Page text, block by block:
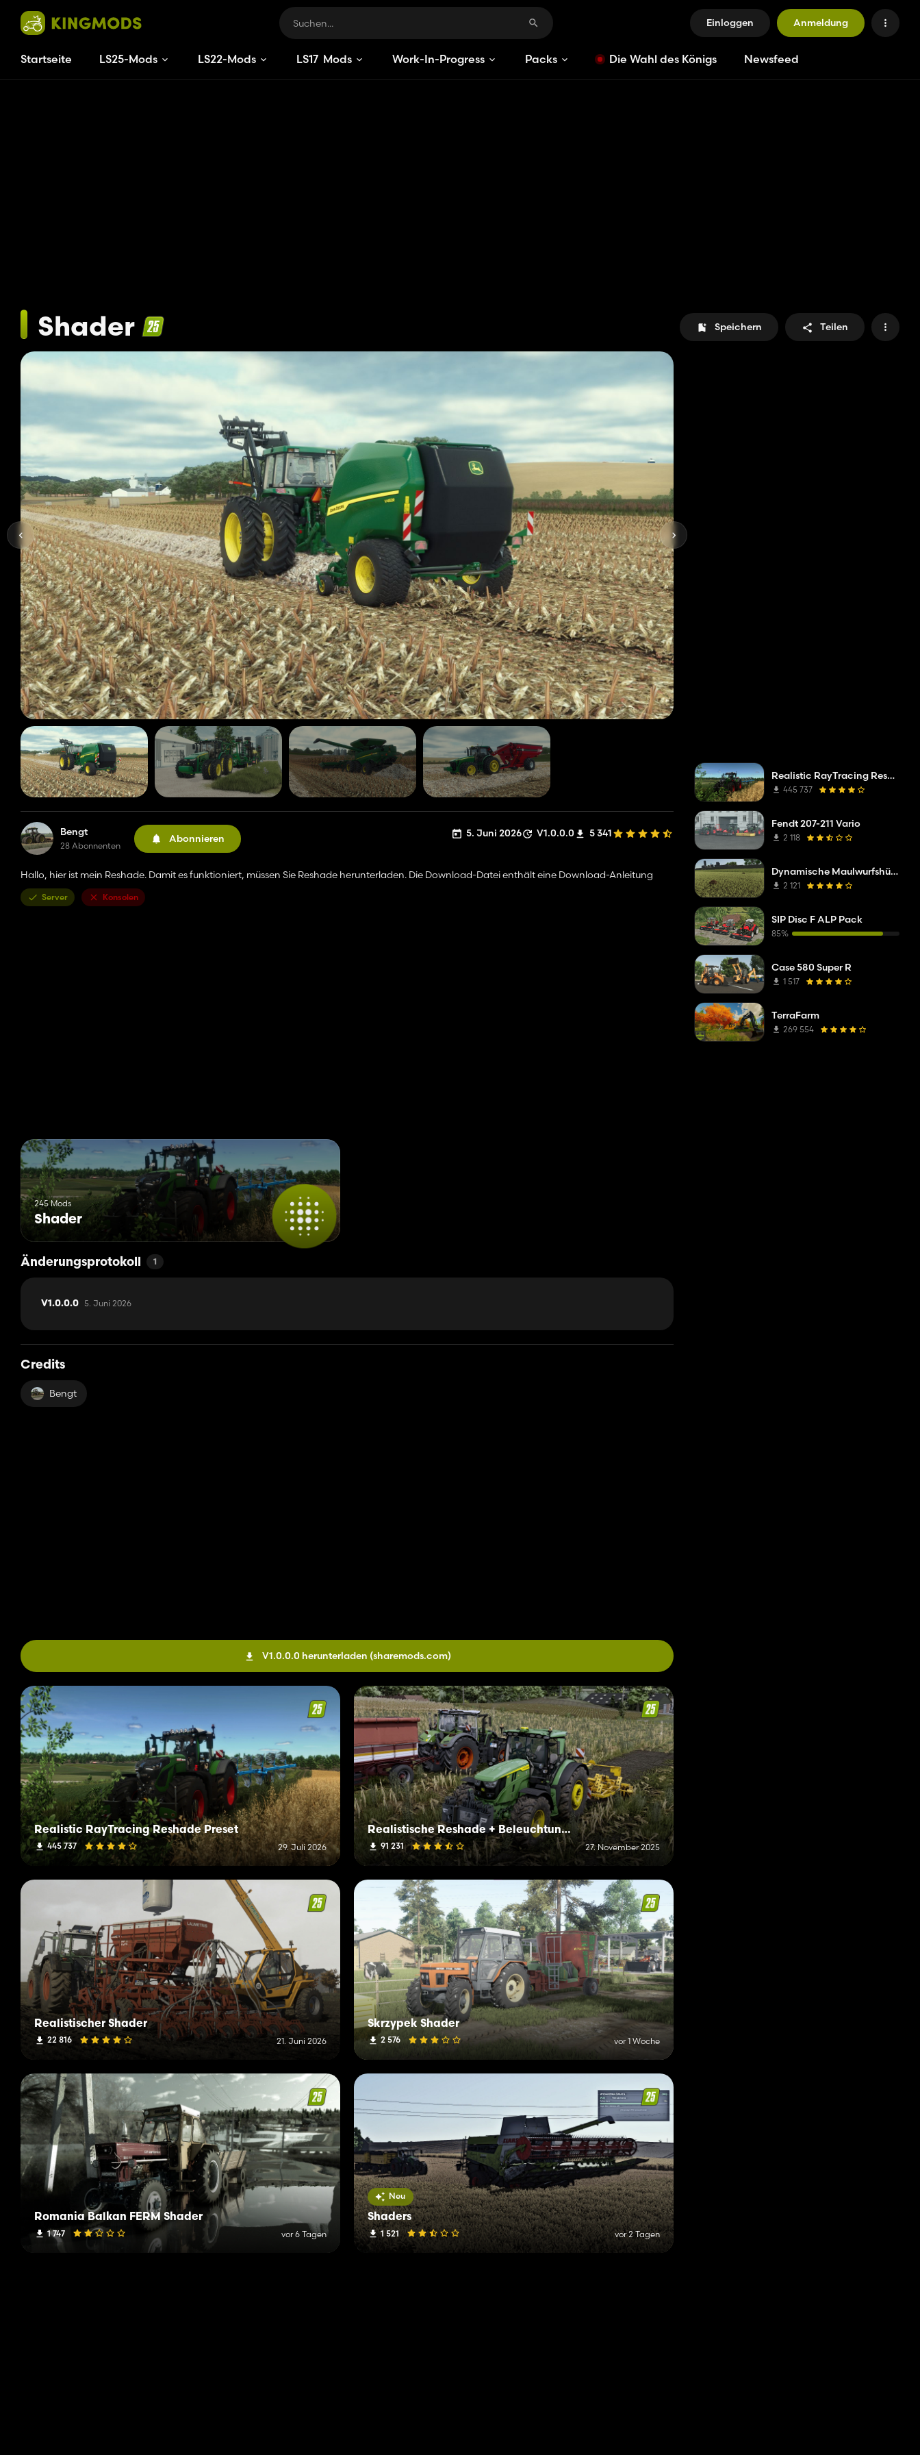
Einloggen Anmeldung
Startseite LS25-Mods LS22-Mods LS17 Mods Work-In-Progress Packs Die Wahl des Königs Newsfeed
Shader Speichern Teilen
Bengt
28 Abonnenten
Abonnieren 5. Juni 2026 V1.0.0.0 5 341
Hallo, hier ist mein Reshade. Damit es funktioniert, müssen Sie Reshade herunterladen. Die Download-Datei enthält eine Download-Anleitung
Server Konsolen
245 Mods
Shader
Änderungsprotokoll 1
V1.0.0.0 5. Juni 2026
Credits
Bengt
V1.0.0.0 herunterladen (sharemods.com)
Realistic RayTracing Reshade Preset
445 737 29. Juli 2026
Realistische Reshade + Beleuchtung der nächsten Generation
91 231 27. November 2025
Realistischer Shader
22 816 21. Juni 2026
Skrzypek Shader
2 576 vor 1 Woche
Romania Balkan FERM Shader
1 747 vor 6 Tagen
Neu
Shaders
1 521 vor 2 Tagen
Realistic RayTracing Reshade Preset
445 737
Fendt 207-211 Vario
2 118
Dynamische Maulwurfshügel
2 121
SIP Disc F ALP Pack
85%
Case 580 Super R
1 517
TerraFarm
269 554